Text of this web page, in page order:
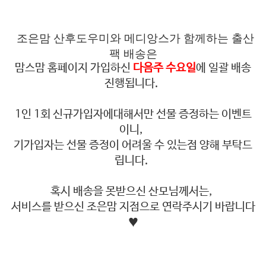
조은맘 산후도우미와 메디앙스가 함께하는 출산
팩 배송은
맘스맘 홈페이지 가입하신 다음주 수요일에 일괄 배송
진행됩니다.
1인 1회 신규가입자에대해서만 선물 증정하는 이벤트
이니,
기가입자는 선물 증정이 어려울 수 있는점 양해 부탁드
립니다.
혹시 배송을 못받으신 산모님께서는,
서비스를 받으신 조은맘 지점으로 연락주시기 바랍니다
♥